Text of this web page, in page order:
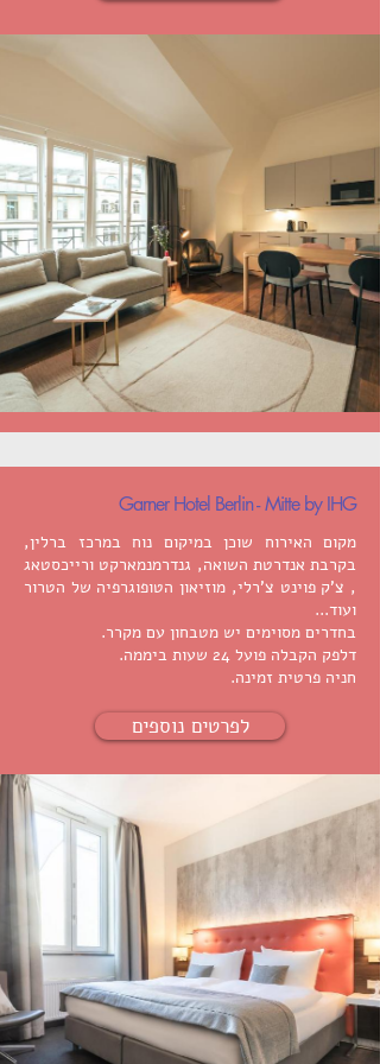
Garner Hotel Berlin - Mitte by IHG
מקום האירוח שוכן במיקום נוח במרכז ברלין,
בקרבת אנדרטת השואה, גנדרמנמארקט ורייכסטאג
, צ'ק פוינט צ'רלי, מוזיאון הטופוגרפיה של הטרור
ועוד...
בחדרים מסוימים יש מטבחון עם מקרר.
דלפק הקבלה פועל 24 שעות ביממה.
חניה פרטית זמינה.
לפרטים נוספים